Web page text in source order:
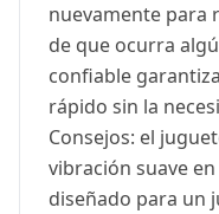
nuevamente para
de que ocurra
confiable
rápido sin la
Consejos: el
vibración suave
diseñado para un